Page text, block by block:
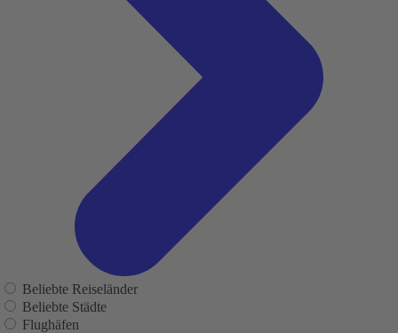
Beliebte Reiseländer
Beliebte Städte
Flughäfen